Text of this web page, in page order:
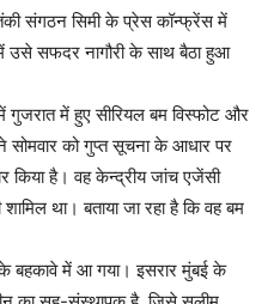
संगठन सिमी के प्रेस कॉन्फ्रेंस में
में उसे सफदर नागौरी के साथ बैठा हुआ
में हुए सीरियल बम विस्फोट और
सोमवार को गुप्त सूचना के आधार पर
किया है। वह केन्द्रीय जांच एजेंसी
था। बताया जा रहा है कि वह बम
के बहकावे में आ गया। इसरार मुंबई के